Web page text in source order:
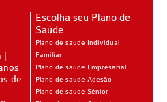
DE SAÚDE FAMILIAR
de
Escolha seu Plano de
Saúde
Plano de saude Individual
Familiar
Plano de saude Empresarial
Plano de saude Adesão
Plano de saude Sênior